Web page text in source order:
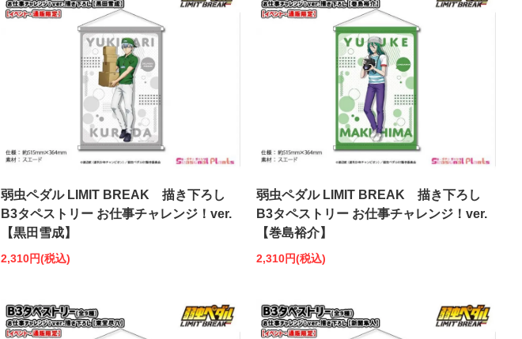
弱虫ペダル LIMIT BREAK 描き下ろし
B3タペストリー お仕事チャレンジ！ver.
【黒田雪成】
2,310円(税込)
弱虫ペダル LIMIT BREAK 描き下ろし
B3タペストリー お仕事チャレンジ！ver.
【巻島裕介】
2,310円(税込)